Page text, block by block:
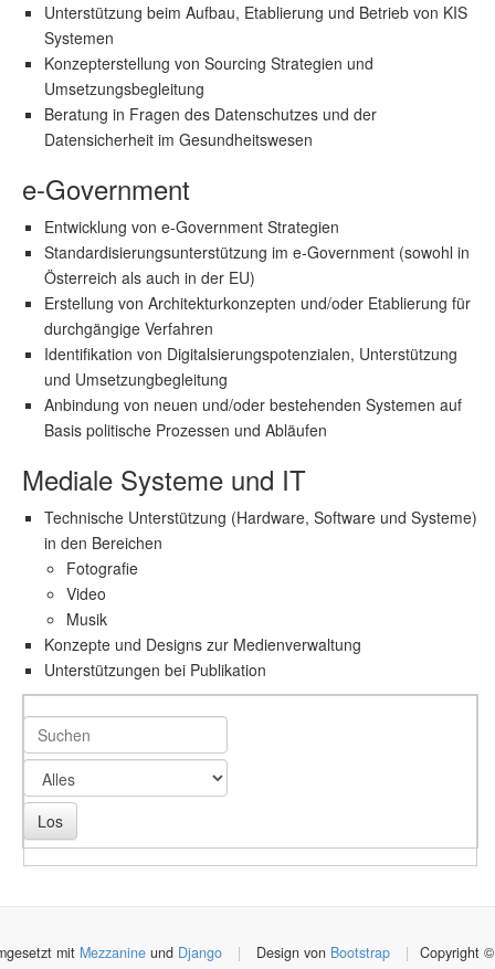
Unterstützung beim Aufbau, Etablierung und Betrieb von KIS
Systemen
Konzepterstellung von Sourcing Strategien und
Umsetzungsbegleitung
Beratung in Fragen des Datenschutzes und der
Datensicherheit im Gesundheitswesen
e-Government
Entwicklung von e-Government Strategien
Standardisierungsunterstützung im e-Government (sowohl in
Österreich als auch in der EU)
Erstellung von Architekturkonzepten und/oder Etablierung für
durchgängige Verfahren
Identifikation von Digitalsierungspotenzialen, Unterstützung
und Umsetzungbegleitung
Anbindung von neuen und/oder bestehenden Systemen auf
Basis politische Prozessen und Abläufen
Mediale Systeme und IT
Technische Unterstützung (Hardware, Software und Systeme)
in den Bereichen
Fotografie
Video
Musik
Konzepte und Designs zur Medienverwaltung
Unterstützungen bei Publikation
mit Mezzanineund Django | Design von Bootstrap |
Copyright ©